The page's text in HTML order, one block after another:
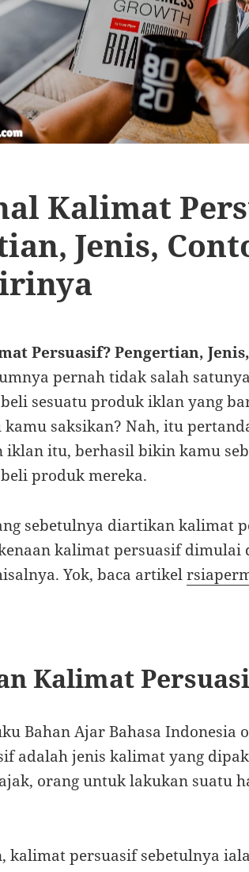
Kalimat
Jenis,
Persuasif? Pengertian,
pernah tidak salah
sesuatu produk iklan yang
kamu saksikan? Nah, itu
iklan itu, berhasil bikin kamu
produk mereka.
sebetulnya diartikan kalimat
kalimat persuasif dimulai
Yok, baca artikel
Kalimat
Bahan Ajar Bahasa Indonesia
adalah jenis kalimat yang
orang untuk lakukan suatu
kalimat persuasif sebetulnya